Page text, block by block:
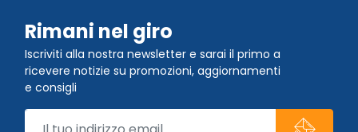
Rimani nel giro
Iscriviti alla nostra newsletter e sarai il primo a
ricevere notizie su promozioni, aggiornamenti
e consigli